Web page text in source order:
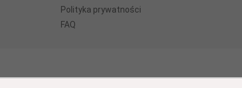
Polityka prywatności
FAQ